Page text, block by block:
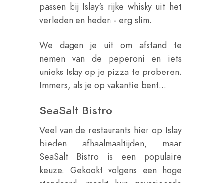
passen bij Islay's rijke whisky uit het
verleden en heden - erg slim.
We dagen je uit om afstand te
nemen van de peperoni en iets
unieks Islay op je pizza te proberen.
Immers, als je op vakantie bent...
SeaSalt Bistro
Veel van de restaurants hier op Islay
bieden afhaalmaaltijden, maar
SeaSalt Bistro is een populaire
keuze. Gekookt volgens een hoge